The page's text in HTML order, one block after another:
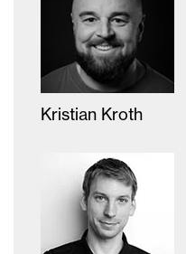
Kristian Kroth